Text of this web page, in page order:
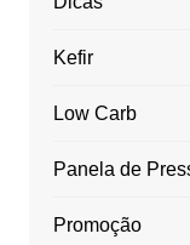
Kefir
Low Carb
Panela de
Promoção